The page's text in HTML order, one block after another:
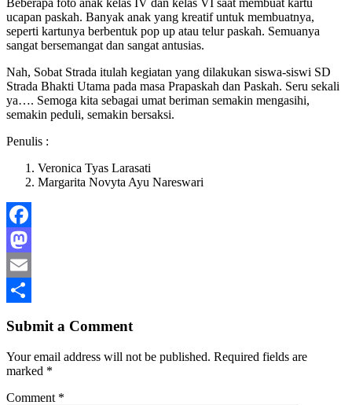
Beberapa foto anak kelas IV dan kelas VI saat membuat kartu
ucapan paskah. Banyak anak yang kreatif untuk membuatnya,
seperti kartunya berbentuk pop up atau telur paskah. Semuanya
sangat bersemangat dan sangat antusias.
Nah, Sobat Strada itulah kegiatan yang dilakukan siswa-siswi SD
Strada Bhakti Utama pada masa Prapaskah dan Paskah. Seru sekali
ya…. Semoga kita sebagai umat beriman semakin mengasihi,
semakin peduli, semakin bersaksi.
Penulis :
Veronica Tyas Larasati
Margarita Novyta Ayu Nareswari
Facebook
Mastodon
Email
Submit a Comment
Your email address will not be published. Required fields are
marked *
Comment *